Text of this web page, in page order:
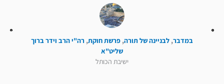
במדבר, לבניינה של תורה, פרשת חוקת, רה"י הרב וידר ברוך
שליט"א
ישיבת הכותל